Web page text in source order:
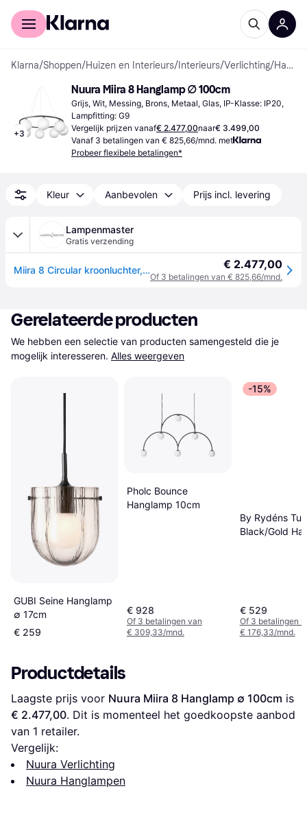
Voor shoppers
Klarna/Shoppen/Huizen en Interieurs/ Interieurs/Verlichting/ Hanglampen
+3
Nuura Miira 8 Hanglamp ∅ 100cm
Grijs, Wit, Messing, Brons, Metaal, Glas, IP-Klasse: IP20,
Lampfitting: G9
Vergelijk prijzen vanaf€ 2.477,00naar€ 3.499,00
Vanaf 3 betalingen van € 825,66/mnd. met
Probeer flexibele betalingen*
Kleur Aanbevolen Prijs incl. levering
Lampenmaster
Gratis verzending
Miira 8 Circular kroonluchter, messing/opaal, Ø 100 cm - Nuura Nuura Aps - Eetkamer - Scandinavisch - Metaal - Met lampenkap € 2.477,00
Of 3 betalingen van € 825,66/mnd.
Gerelateerde producten
We hebben een selectie van producten samengesteld die je
mogelijk interesseren. Alles weergeven
GUBI Seine Hanglamp
∅ 17cm
€ 259
Pholc Bounce
Hanglamp 10cm
€ 928
Of 3 betalingen van
€ 309,33/mnd.
-15%
By Rydéns
Black/Gold
€ 529
Of 3 betalingen
€ 176,33/mnd.
Productdetails
Laagste prijs voor Nuura Miira 8 Hanglamp ∅ 100cm
€ 2.477,00. Dit is momenteel het goedkoopste aanbod
van 1 retailer.
Vergelijk:
Nuura Verlichting
Nuura Hanglampen